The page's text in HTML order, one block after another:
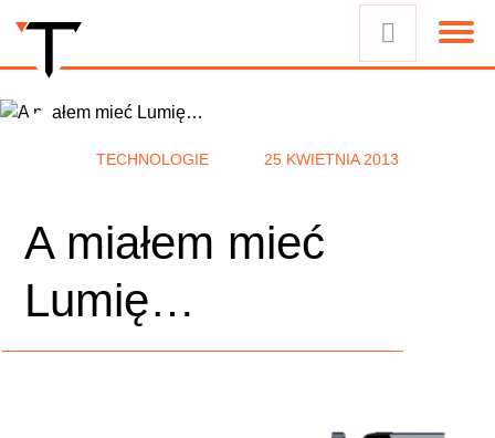
TECHNOLOGIE 25 KWIETNIA 2013
A miałem mieć
Lumię…